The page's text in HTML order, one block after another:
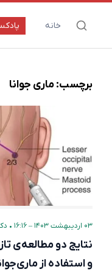
خانه
برچسب:ماری جوانا
۰۳ اردیبهشت ۱۴۰۳ – ۱۶:۱۶ •
نتایج دو مطالعه‌ی
و استفاده از